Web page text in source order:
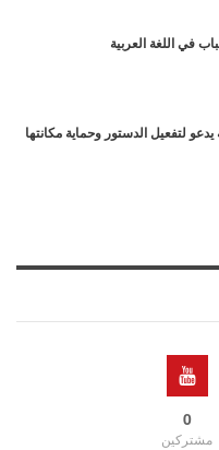
في اللغة العربية
يدعو لتفعيل الدستور وحماية مكانتها
0
مشتركين